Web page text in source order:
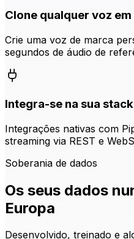
Clone qualquer voz
Crie uma voz de marca
segundos de áudio de
Integra-se na sua stack
Integrações nativas com
streaming via REST e
Soberania de dados
Os seus dados
Europa
Desenvolvido, treinado e